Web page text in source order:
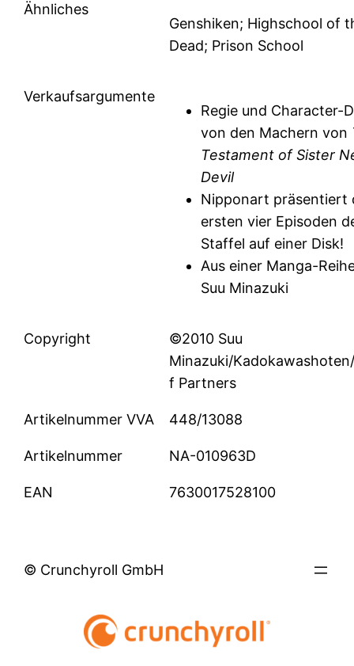
Ähnliches
Genshiken; Highschool of
Dead; Prison School
Verkaufsargumente
Regie und Character-
von den Machern von
Testament of Sister
Devil
Nipponart präsentiert
ersten vier Episoden
Staffel auf einer Disk!
Aus einer Manga-
Suu Minazuki
Copyright
©2010 Suu
Minazuki/
f Partners
Artikelnummer VVA 448/13088
Artikelnummer NA-010963D
EAN 7630017528100
© Crunchyroll GmbH